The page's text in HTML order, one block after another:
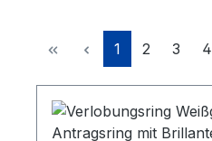
Seite
1 Seite
2 Seite
3 4